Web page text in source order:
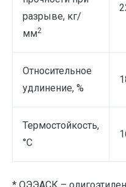
разрыве, кг/
мм2
Относительное
удлинение, %
Термостойкость,
°С